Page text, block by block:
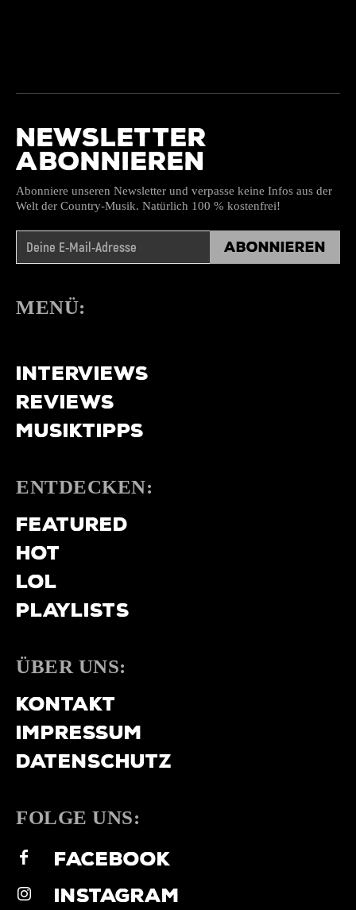
NEWSLETTER
ABONNIEREN
Abonniere unseren Newsletter und verpasse keine Infos aus der
Welt der Country-Musik. Natürlich 100 % kostenfrei!
Abonnieren
MENÜ:
INTERVIEWS
REVIEWS
MUSIKTIPPS
ENTDECKEN:
FEATURED
HOT
LOL
PLAYLISTS
ÜBER UNS:
KONTAKT
IMPRESSUM
DATENSCHUTZ
FOLGE UNS:
FACEBOOK
INSTAGRAM